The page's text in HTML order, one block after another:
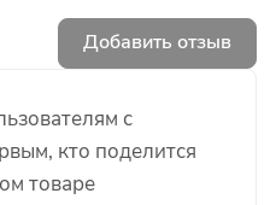
с
кто поделится
товаре
Добавить отзыв